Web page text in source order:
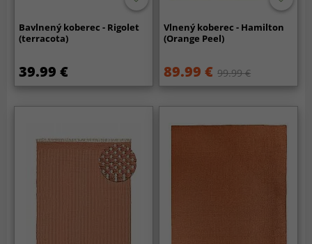
Bavlnený koberec - Rigolet
(terracota)
39.99 €
Vlnený koberec - Hamilton
(Orange Peel)
89.99 € 99.99 €